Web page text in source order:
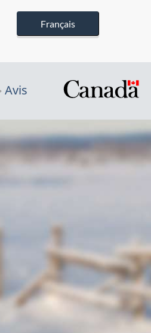
Français
Avis
/
du